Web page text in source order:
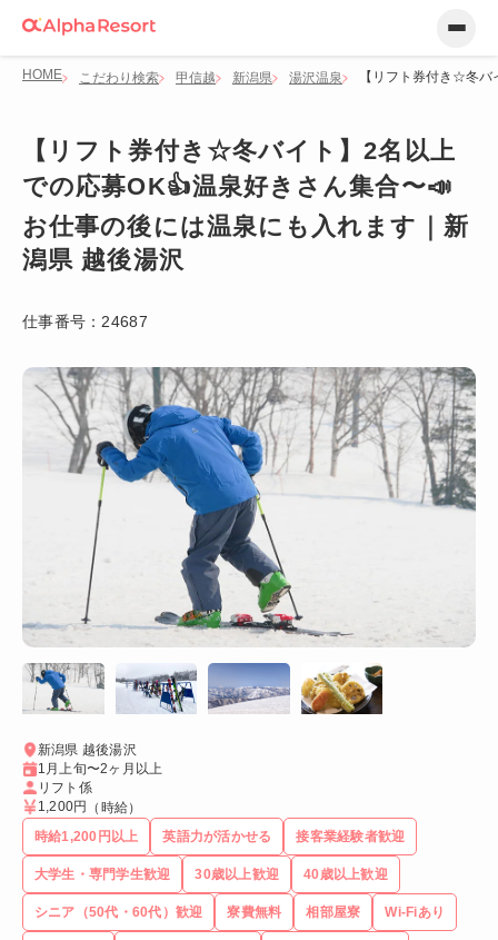
HOME こだわり検索 甲信越 新潟県 湯沢温泉 【リフト券付き☆冬
【リフト券付き☆冬バイト】2名以上
での応募OK👍温泉好きさん集合〜📣
お仕事の後には温泉にも入れます｜新
潟県 越後湯沢
仕事番号： 24687
新潟県 越後湯沢
1月上旬〜2ヶ月以上
リフト係
1,200円
（時給）
時給1,200円以上
英語力が活かせる 接客業経験者歓迎
大学生・専門学生歓迎 30歳以上歓迎 40歳以上歓迎
シニア（50代・60代）歓迎 寮費無料 相部屋寮 Wi-Fiあり